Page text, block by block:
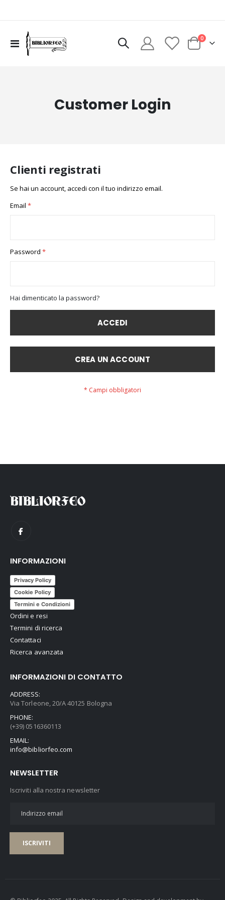
Toggle
Nav
Cart
0elementi
Customer Login
Clienti registrati
Se hai un account, accedi con il tuo indirizzo email.
Email
Password
Hai dimenticato la password?
ACCEDI
CREA UN ACCOUNT
INFORMAZIONI
Privacy Policy
Cookie Policy
Termini e Condizioni
Ordini e resi
Termini di ricerca
Contattaci
Ricerca avanzata
INFORMAZIONI DI CONTATTO
ADDRESS:
Via Torleone, 20/A 40125 Bologna
PHONE:
(+39) 0516360113
EMAIL:
info@bibliorfeo.com
NEWSLETTER
Iscriviti alla nostra newsletter
ISCRIVITI